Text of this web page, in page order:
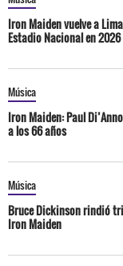
Iron Maiden vuelve a
Estadio Nacional en 2026
Música
Iron Maiden: Paul
a los 66 años
Música
Bruce Dickinson rindió
Iron Maiden